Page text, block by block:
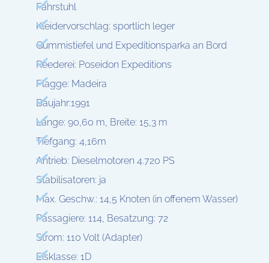
Fahrstuhl
Kleidervorschlag: sportlich leger
Gummistiefel und Expeditionsparka an Bord
Reederei: Poseidon Expeditions
Flagge: Madeira
Baujahr:1991
Länge: 90,60 m, Breite: 15,3 m
Tiefgang: 4,16m
Antrieb: Dieselmotoren 4.720 PS
Stabilisatoren: ja
Max. Geschw.: 14,5 Knoten (in offenem Wasser)
Passagiere: 114, Besatzung: 72
Strom: 110 Volt (Adapter)
Eisklasse: 1D